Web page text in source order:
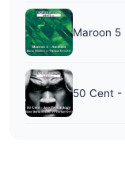
Maroon 5
50 Cent -